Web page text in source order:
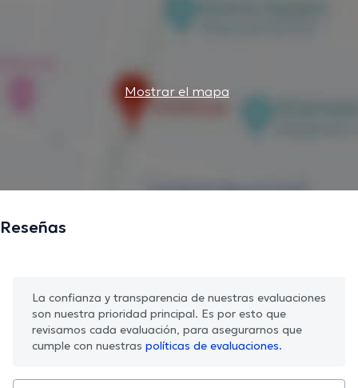
Mostrar el mapa
Reseñas
La confianza y transparencia de nuestras evaluaciones
son nuestra prioridad principal. Es por esto que
revisamos cada evaluación, para asegurarnos que
cumple con nuestras políticas de evaluaciones.